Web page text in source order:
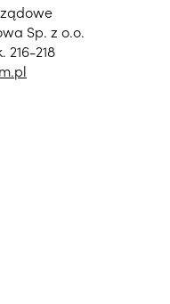
Sp. z o.o.
216-218